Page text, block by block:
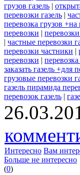
грузов газель |
перевозки газель |
перевозка грузов
перевозки |
| частные перевозки
перевозки частники |
перевозки |
заказать газель +для
грузовые перевозки
газель пирамида
перевозок газель |
Интересно Вам
Больше не интересно
(0)